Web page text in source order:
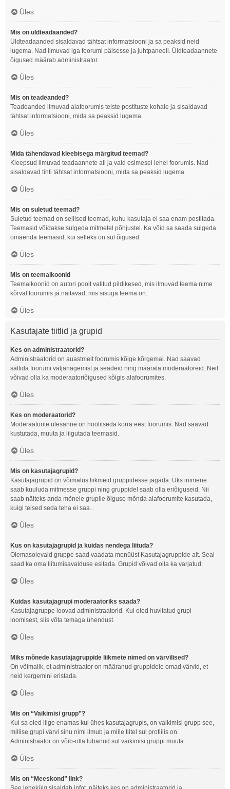
Üles
Mis on üldteadaanded?
Üldteadaanded sisaldavad tähtsat informatsiooni ja sa peaksid neid
lugema. Nad ilmuvad iga foorumi päisesse ja juhtpaneeli. Üldteadaannete
õigused määrab administraator.
Üles
Mis on teadeanded?
Teadeanded ilmuvad alafoorumis teiste postituste kohale ja sisaldavad
tähtsat informatsiooni, mida sa peaksid lugema.
Üles
Mida tähendavad kleebisega märgitud teemad?
Kleepsud ilmuvad teadaannete all ja vaid esimesel lehel foorumis. Nad
sisaldavad tihti tähtsat informatsiooni, mida sa peaksid lugema.
Üles
Mis on suletud teemad?
Suletud teemad on sellised teemad, kuhu kasutaja ei saa enam postitada.
Teemasid võidakse sulgeda mitmetel põhjustel. Ka võid sa saada sulgeda
omaenda teemasid, kui selleks on sul õigused.
Üles
Mis on teemaikoonid
Teemaikoonid on autori poolt valitud pildikesed, mis ilmuvad teema nime
kõrval foorumis ja näitavad, mis sisuga teema on.
Üles
Kasutajate tiitlid ja grupid
Kes on administraatorid?
Administraatorid on auastmelt foorumis kõige kõrgemal. Nad saavad
sättida foorumi väljanägemist ja seadeid ning määrata moderaatoreid. Neil
võivad olla ka moderaatoriõigused kõigis alafoorumites.
Üles
Kes on moderaatorid?
Moderaatorite ülesanne on hoolitseda korra eest foorumis. Nad saavad
kustutada, muuta ja liigutada teemasid.
Üles
Mis on kasutajagrupid?
Kasutajagrupid on võimalus liikmeid gruppidesse jagada. Üks inimene
saab kuuluda mitmesse gruppi ning gruppidel saab olla eriõiguseid. Nii
saab näiteks anda mõnele grupile õiguse mõnda alafoorumite kasutada,
kuigi teised seda teha ei saa..
Üles
Kus on kasutajagrupid ja kuidas nendega liituda?
Olemasolevaid gruppe saad vaadata menüüst Kasutajagruppide alt. Seal
saad ka oma liitumisavalduse esitada. Grupid võivad olla ka varjatud.
Üles
Kuidas kasutajagrupi moderaatoriks saada?
Kasutajagruppe loovad administraatorid. Kui oled huvitatud grupi
loomisest, siis võta temaga ühendust.
Üles
Miks mõnede kasutajagruppide liikmete nimed on värvilised?
On võimalik, et administraator on määranud gruppidele omad värvid, et
neid kergemini eristada.
Üles
Mis on “Vaikimisi grupp”?
Kui sa oled liige enamas kui ühes kasutajagrupis, on vaikimisi grupp see,
millise grupi värvi sinu nimi ilmub ja mille tiitel sul profiilis on.
Administraator on võib-olla lubanud sul vaikimisi gruppi muuta.
Üles
Mis on “Meeskond” link?